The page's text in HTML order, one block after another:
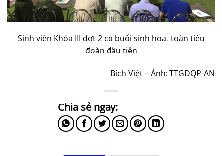
Sinh viên Khóa III đợt 2 có buổi sinh hoạt toàn tiểu
đoàn đầu tiên
Bích Việt – Ảnh: TTGDQP-AN